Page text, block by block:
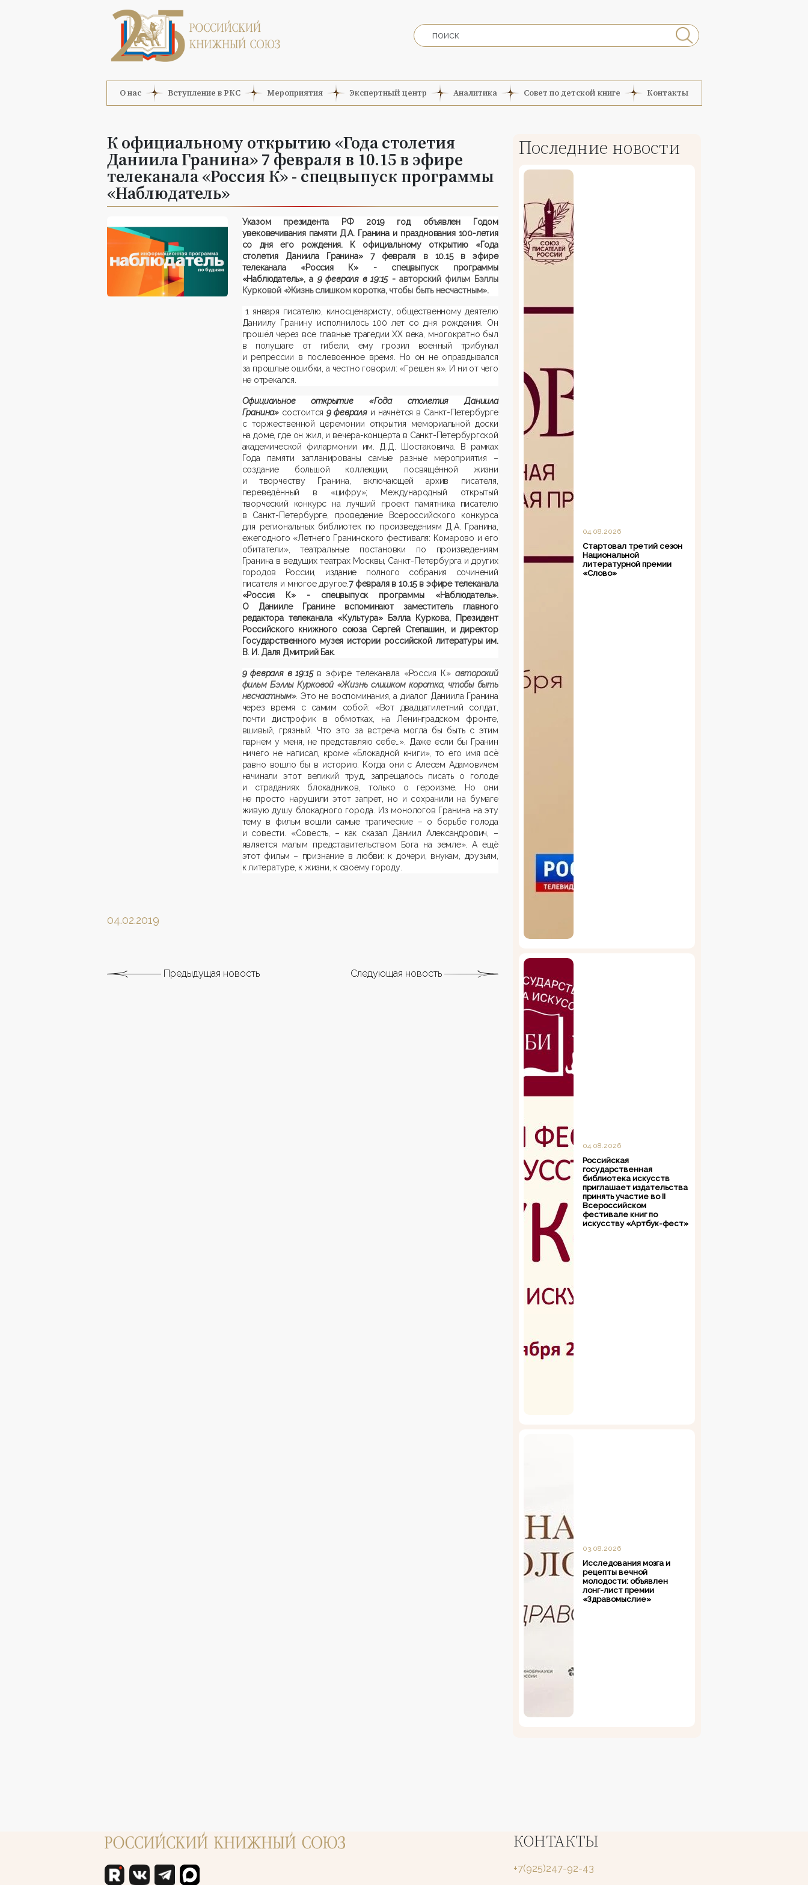
О нас Вступление в РКС Мероприятия Экспертный центр Аналитика Совет по детской книге Контакты
К официальному открытию «Года столетия
Даниила Гранина» 7 февраля в 10.15 в эфире
телеканала «Россия К» - спецвыпуск программы
«Наблюдатель»
Указом президента РФ 2019 год объявлен Годом
увековечивания памяти Д.А. Гранина и празднования 100-летия
со дня его рождения. К официальному открытию «Года
столетия Даниила Гранина» 7 февраля в 10.15 в эфире
телеканала «Россия К» - спецвыпуск программы
«Наблюдатель», а 9 февраля в 19:15-авторский фильм Бэллы
Курковой «Жизнь слишком коротка, чтобы быть несчастным».
1 января писателю, киносценаристу, общественному деятелю
Даниилу Гранину исполнилось 100 лет со дня рождения. Он
прошёл через все главные трагедии ХХ века, многократно был
в полушаге от гибели, ему грозил военный трибунал
и репрессии в послевоенное время. Но он не оправдывался
за прошлые ошибки, а честно говорил: «Грешен я». И ни от чего
не отрекался.
Официальное открытие «Года столетия Даниила
Гранина»состоится9 февраляи начнётся в Санкт-Петербурге
с торжественной церемонии открытия мемориальной доски
на доме, где он жил, и вечера-концерта в Санкт-Петербургской
академической филармонии им. Д.Д. Шостаковича. В рамках
Года памяти запланированы самые разные мероприятия –
создание большой коллекции, посвящённой жизни
и творчеству Гранина, включающей архив писателя,
переведённый в «цифру»; Международный открытый
творческий конкурс на лучший проект памятника писателю
в Санкт-Петербурге, проведение Всероссийского конкурса
для региональных библиотек по произведениям Д.А. Гранина,
ежегодного «Летнего Гранинского фестиваля: Комарово и его
обитатели», театральные постановки по произведениям
Гранина в ведущих театрах Москвы, Санкт-Петербурга и других
городов России, издание полного собрания сочинений
писателя и многое другое.7 февраля в 10.15 в эфире телеканала
«Россия К» - спецвыпуск программы «Наблюдатель».
О Данииле Гранине вспоминают заместитель главного
редактора телеканала «Культура» Бэлла Куркова, Президент
Российского книжного союза Сергей Степашин, и директор
Государственного музея истории российской литературы им.
В. И. Даля Дмитрий Бак.
9 февраля в 19:15в эфире телеканала «Россия К» авторский
фильм Бэллы Курковой «Жизнь слишком коротка, чтобы быть
несчастным». Это не воспоминания, а диалог Даниила Гранина
через время с самим собой: «Вот двадцатилетний солдат,
почти дистрофик в обмотках, на Ленинградском фронте,
вшивый, грязный. Что это за встреча могла бы быть с этим
парнем у меня, не представляю себе…». Даже если бы Гранин
ничего не написал, кроме «Блокадной книги», то его имя всё
равно вошло бы в историю. Когда они с Алесем Адамовичем
начинали этот великий труд, запрещалось писать о голоде
и страданиях блокадников, только о героизме. Но они
не просто нарушили этот запрет, но и сохранили на бумаге
живую душу блокадного города. Из монологов Гранина на эту
тему в фильм вошли самые трагические – о борьбе голода
и совести. «Совесть, – как сказал Даниил Александрович, –
является малым представительством Бога на земле». А ещё
этот фильм – признание в любви: к дочери, внукам, друзьям,
к литературе, к жизни, к своему городу.
04.02.2019
Предыдущая новость Следующая новость
Последние новости
04.08.2026
Стартовал третий сезон
Национальной
литературной премии
«Слово»
04.08.2026
Российская
государственная
библиотека искусств
приглашает издательства
принять участие во II
Всероссийском
фестивале книг по
искусству «Артбук-фест»
03.08.2026
Исследования мозга и
рецепты вечной
молодости: объявлен
лонг-лист премии
«Здравомыслие»
КОНТАКТЫ
+7(925)247-92-43